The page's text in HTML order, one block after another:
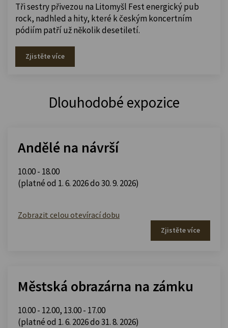
Tři sestry přivezou na Litomyšl Fest energický pub
rock, nadhled a hity, které k českým koncertním
pódiím patří už několik desetiletí.
Zjistěte více
Dlouhodobé expozice
Andělé na návrší
10.00 - 18.00
(platné od 1. 6. 2026 do 30. 9. 2026)
Zobrazit celou otevírací dobu
Zjistěte více
Městská obrazárna na zámku
10.00 - 12.00, 13.00 - 17.00
(platné od 1. 6. 2026 do 31. 8. 2026)